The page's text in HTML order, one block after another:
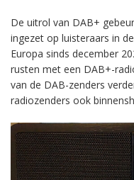
De uitrol van DAB+
ingezet op luisteraars in
Europa sinds december
rusten met een DAB+-
van de DAB-zenders
radiozenders ook